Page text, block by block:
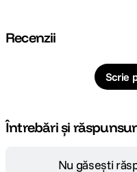
Recenzii
Scrie
Întrebări și
Nu găsești